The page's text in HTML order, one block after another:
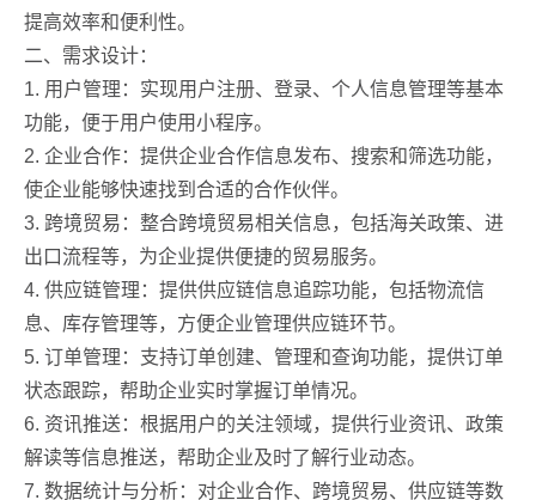
提高效率和便利性。
二、需求设计：
1. 用户管理：实现用户注册、登录、个人信息管理等基本
功能，便于用户使用小程序。
2. 企业合作：提供企业合作信息发布、搜索和筛选功能，
使企业能够快速找到合适的合作伙伴。
3. 跨境贸易：整合跨境贸易相关信息，包括海关政策、进
出口流程等，为企业提供便捷的贸易服务。
4. 供应链管理：提供供应链信息追踪功能，包括物流信
息、库存管理等，方便企业管理供应链环节。
5. 订单管理：支持订单创建、管理和查询功能，提供订单
状态跟踪，帮助企业实时掌握订单情况。
6. 资讯推送：根据用户的关注领域，提供行业资讯、政策
解读等信息推送，帮助企业及时了解行业动态。
7. 数据统计与分析：对企业合作、跨境贸易、供应链等数